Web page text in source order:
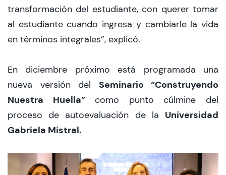
transformación del estudiante, con querer tomar
al estudiante cuando ingresa y cambiarle la vida
en términos integrales”, explicó.
En diciembre próximo está programada una
nueva versión del Seminario “Construyendo
Nuestra Huella”como punto cúlmine del
proceso de autoevaluación de la Universidad
Gabriela Mistral.